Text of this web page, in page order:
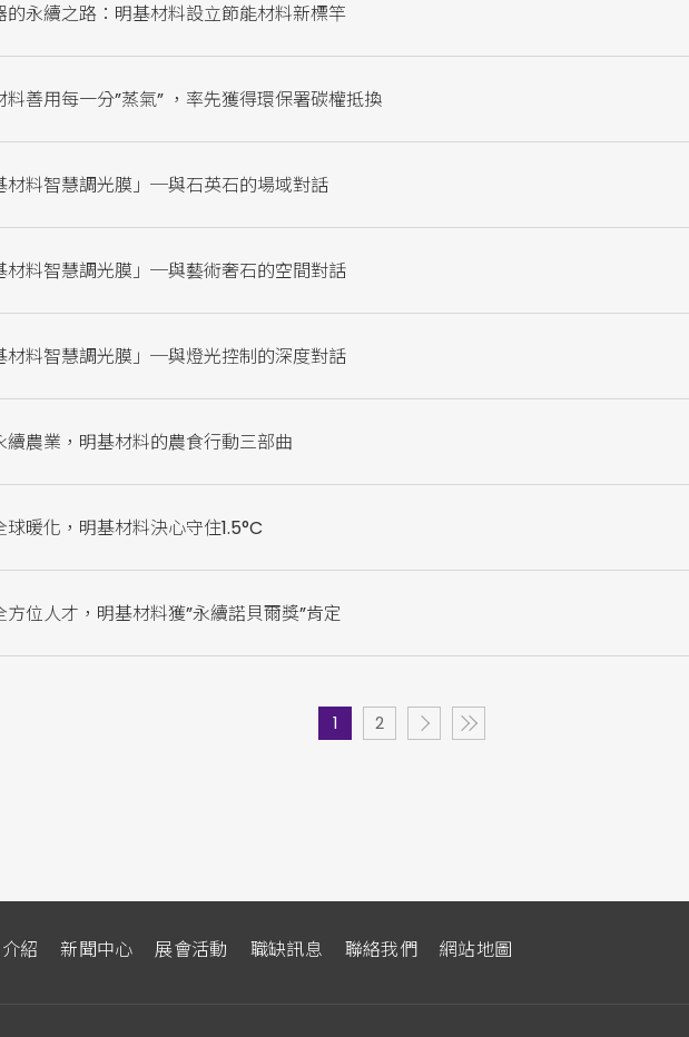
的永續之路：明基材料設立節能材料新標竿
料善用每一分”蒸氣” ，率先獲得環保署碳權抵換
材料智慧調光膜」─與石英石的場域對話
材料智慧調光膜」─與藝術奢石的空間對話
材料智慧調光膜」─與燈光控制的深度對話
續農業，明基材料的農食行動三部曲
球暖化，明基材料決心守住1.5°C
方位人才，明基材料獲”永續諾貝爾獎”肯定
1 2
紹 新聞中心 展會活動 職缺訊息 聯絡我們 網站地圖